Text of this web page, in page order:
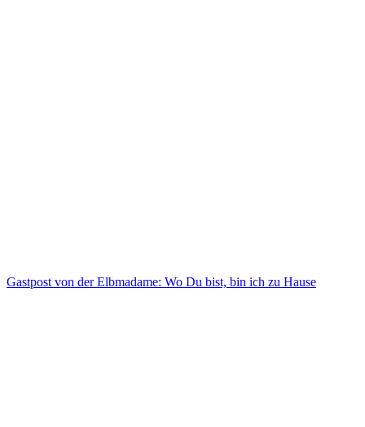
Gastpost von der Elbmadame: Wo Du bist, bin ich zu Hause